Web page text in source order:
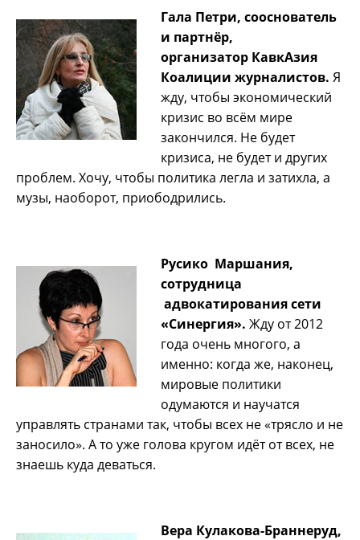
Гала Петри, сооснователь
и партнёр,
организатор КавкАзия
Коалиции журналистов. Я
жду, чтобы экономический
кризис во всём мире
закончился. Не будет
кризиса, не будет и других
проблем. Хочу, чтобы политика легла и затихла, а
музы, наоборот, приободрились.
Русико Маршания,
сотрудница
адвокатирования сети
«Синергия». Жду от 2012
года очень многого, а
именно: когда же, наконец,
мировые политики
одумаются и научатся
управлять странами так, чтобы всех не «трясло и не
заносило». А то уже голова кругом идёт от всех, не
знаешь куда деваться.
Вера Кулакова-Браннеруд,